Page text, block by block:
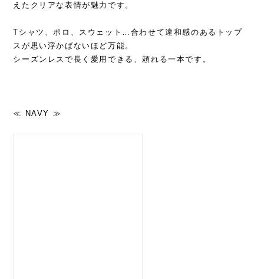
えたクリアな表情が魅力です。
Tシャツ、ポロ、スウェット…合わせて違和感のあるトップ
スが思い浮かばないほど万能。
シーズンレスで長く愛用できる、頼れる一本です。
≪ NAVY ≫